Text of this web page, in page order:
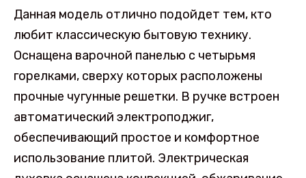
Данная модель отлично подойдет тем, кто
любит классическую бытовую технику.
Оснащена варочной панелью с четырьмя
горелками, сверху которых расположены
прочные чугунные решетки. В ручке встроен
автоматический электроподжиг,
обеспечивающий простое и комфортное
использование плитой. Электрическая